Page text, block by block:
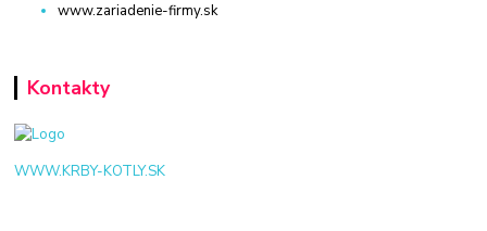
www.zariadenie-firmy.sk
Kontakty
WWW.KRBY-KOTLY.SK